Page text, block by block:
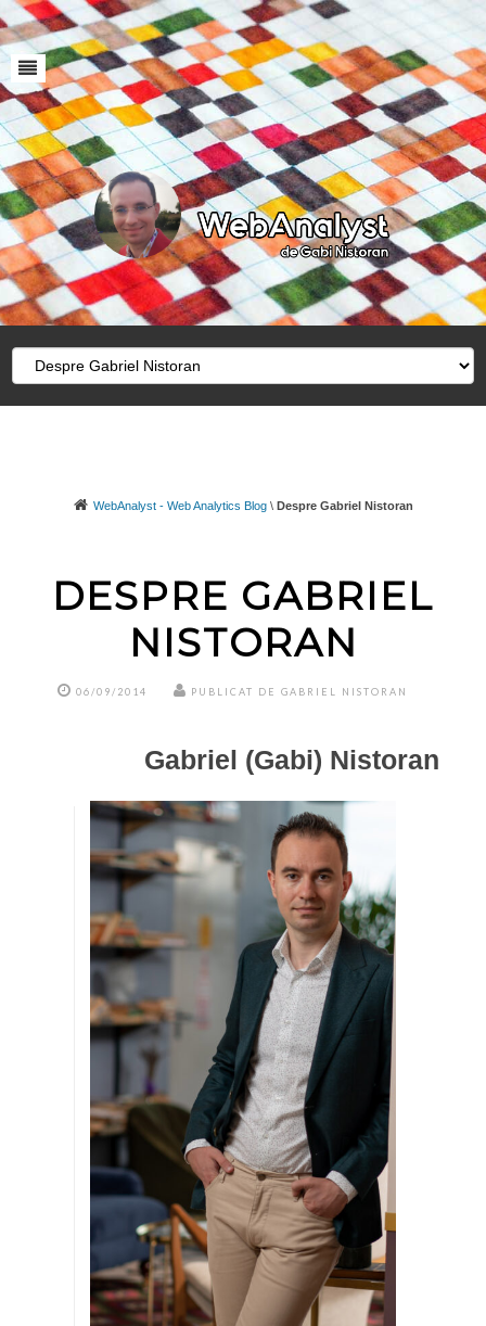
WebAnalyst - Web Analytics Blog\ Despre Gabriel Nistoran
DESPRE GABRIEL
NISTORAN
06/09/2014 PUBLICAT DE GABRIEL NISTORAN
Gabriel (Gabi) Nistoran